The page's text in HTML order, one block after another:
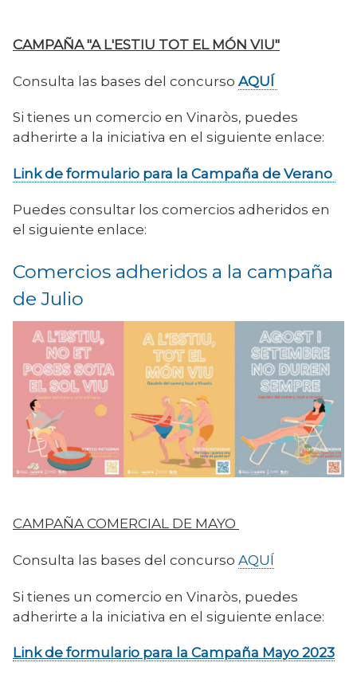
CAMPAÑA "A L'ESTIU TOT EL MÓN VIU"
Consulta las bases del concurso AQUÍ
Si tienes un comercio en Vinaròs, puedes
adherirte a la iniciativa en el siguiente enlace:
Link de formulario para la Campaña de Verano
Puedes consultar los comercios adheridos en
el siguiente enlace:
Comercios adheridos a la campaña
de Julio
CAMPAÑA COMERCIAL DE MAYO
Consulta las bases del concurso AQUÍ
Si tienes un comercio en Vinaròs, puedes
adherirte a la iniciativa en el siguiente enlace:
Link de formulario para la Campaña Mayo 2023